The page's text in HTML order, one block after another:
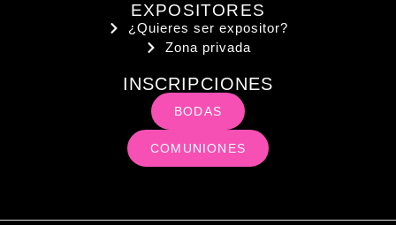
EXPOSITORES
¿Quieres ser expositor?
Zona privada
INSCRIPCIONES
BODAS
COMUNIONES